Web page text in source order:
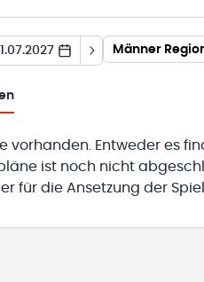
Männer
vorhanden. Entweder es
ist noch nicht
für die Ansetzung der